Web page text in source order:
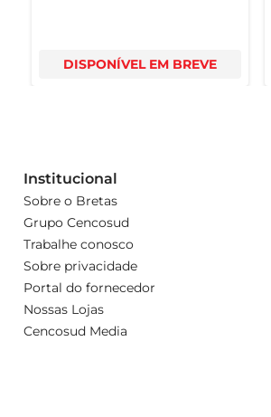
DISPONÍVEL EM BREVE
Institucional
Sobre o Bretas
Grupo Cencosud
Trabalhe conosco
Sobre privacidade
Portal do fornecedor
Nossas Lojas
Cencosud Media